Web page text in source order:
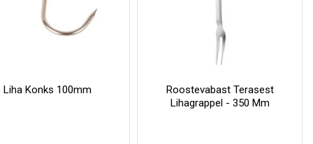
Liha Konks 100mm
Roostevabast Terasest
Lihagrappel - 350 Mm